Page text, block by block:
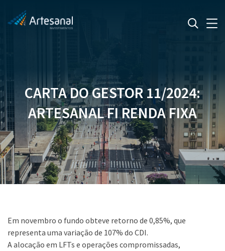
CARTA DO GESTOR 11/2024:
ARTESANAL FI RENDA FIXA
Em novembro o fundo obteve retorno de 0,85%, que
representa uma variação de 107% do CDI.
A alocação em LFTs e operações compromissadas,